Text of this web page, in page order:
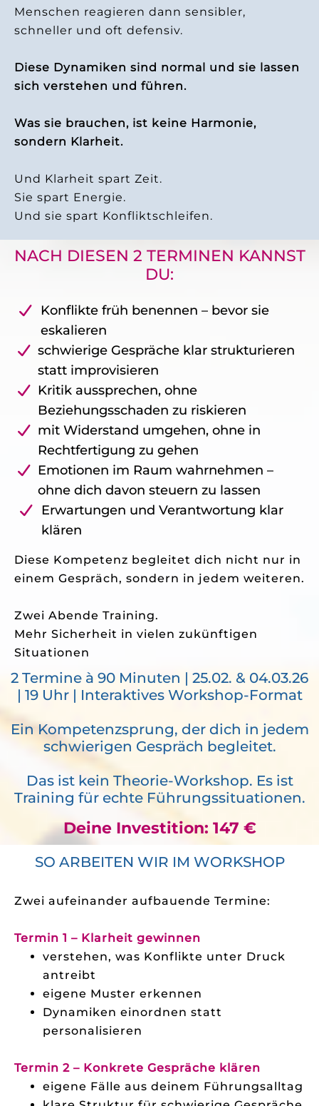
Menschen reagieren dann sensibler,
schneller und oft defensiv.
Diese Dynamiken sind normal und sie lassen
sich verstehen und führen.
Was sie brauchen, ist keine Harmonie,
sondern Klarheit.
Und Klarheit spart Zeit.
Sie spart Energie.
Und sie spart Konfliktschleifen.
NACH DIESEN 2 TERMINEN KANNST
DU:
Konflikte früh benennen – bevor sie
eskalieren
schwierige Gespräche klar strukturieren
statt improvisieren
Kritik aussprechen, ohne
Beziehungsschaden zu riskieren
mit Widerstand umgehen, ohne in
Rechtfertigung zu gehen
Emotionen im Raum wahrnehmen –
ohne dich davon steuern zu lassen
Erwartungen und Verantwortung klar
klären
Diese Kompetenz begleitet dich nicht nur in
einem Gespräch, sondern in jedem weiteren.
Zwei Abende Training.
Mehr Sicherheit in vielen zukünftigen
Situationen
2 Termine à 90 Minuten | 25.02. & 04.03.26
| 19 Uhr | Interaktives Workshop-Format
Ein Kompetenzsprung, der dich in jedem
schwierigen Gespräch begleitet.
Das ist kein Theorie-Workshop. Es ist
Training für echte Führungssituationen.
Deine Investition: 147 €
SO ARBEITEN WIR IM WORKSHOP
Zwei aufeinander aufbauende Termine:
Termin 1 – Klarheit gewinnen
verstehen, was Konflikte unter Druck
antreibt
eigene Muster erkennen
Dynamiken einordnen statt
personalisieren
Termin 2 – Konkrete Gespräche klären
eigene Fälle aus deinem Führungsalltag